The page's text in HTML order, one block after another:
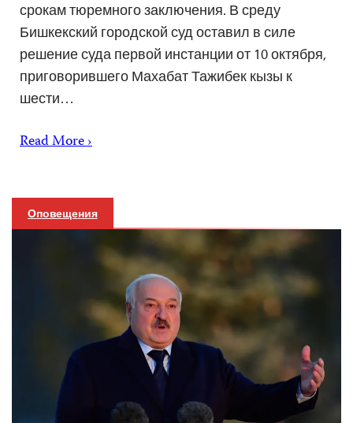
срокам тюремного заключения. В среду
Бишкекский городской суд оставил в силе
решение суда первой инстанции от 10 октября,
приговорившего Махабат Тажибек кызы к
шести…
Read More ›
Оповещения